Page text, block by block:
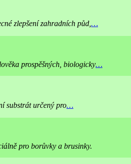
zlepšení zahradních půd, …
prospěšných, biologicky…
substrát určený pro…
pro borůvky a brusinky.